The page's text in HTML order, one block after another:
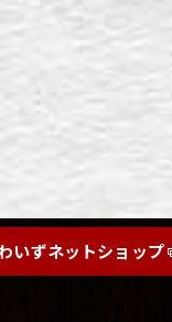
いずネットショップ